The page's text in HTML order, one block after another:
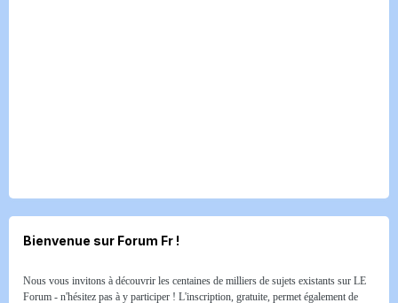
Bienvenue sur Forum Fr !
Nous vous invitons à découvrir les centaines de milliers de sujets existants sur LE
Forum - n'hésitez pas à y participer ! L'inscription, gratuite, permet également de